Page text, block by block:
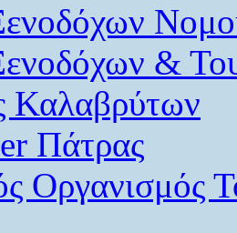
&
Καλαβρύτων
Πάτρας
Οργανισμός